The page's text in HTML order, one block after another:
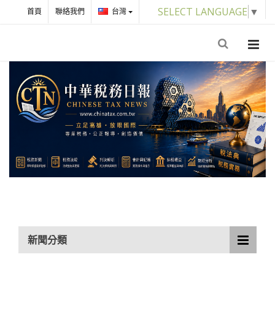
SELECT LANGUAGE ▼
首頁 聯絡我們 台灣
新聞分類